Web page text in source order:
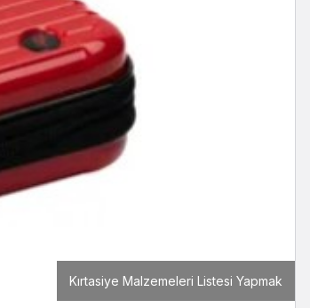
Kırtasiye Malzemeleri Listesi Yapmak